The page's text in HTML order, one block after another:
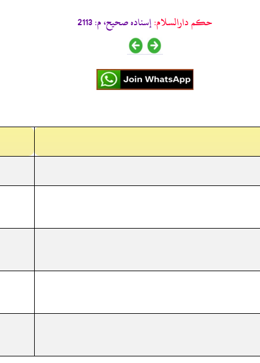
حکم دارالسلام:إسناده صحيح، م: 2113